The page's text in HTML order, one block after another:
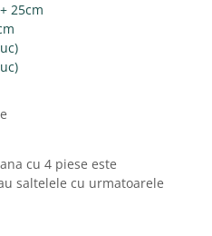
25cm
cu 4 piese este
saltelele cu urmatoarele